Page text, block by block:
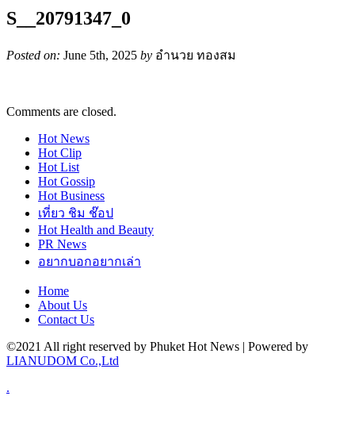
S__20791347_0
Posted on: June 5th, 2025 by อำนวย ทองสม
Comments are closed.
Hot News
Hot Clip
Hot List
Hot Gossip
Hot Business
เที่ยว ชิม ช๊อป
Hot Health and Beauty
PR News
อยากบอกอยากเล่า
Home
About Us
Contact Us
©2021 All right reserved by Phuket Hot News | Powered by
LIANUDOM Co.,Ltd
.